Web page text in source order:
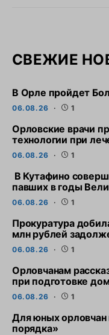
СВЕЖИЕ
В Орле пройдет
06.08.26 1
Орловские врачи
технологии при
06.08.26 1
В Кутафино
павших в годы
06.08.26 1
Прокуратура
млн рублей
06.08.26 1
Орловчанам
при подготовке
06.08.26 1
Для юных
порядка»